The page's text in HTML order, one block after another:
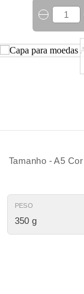
Tamanho - A5
PESO
350 g